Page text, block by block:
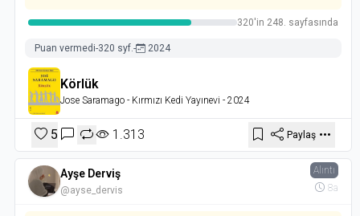
320'in 248. sayfasında
Puan vermedi-320 syf.- 2024
Körlük
Jose Saramago - Kırmızı Kedi Yayınevi - 2024
5 1.313 Paylaş
Ayşe Derviş
@ayse_dervis
Alıntı
8a